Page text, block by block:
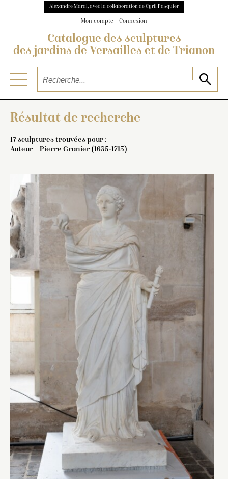
Alexandre Maral, avec la collaboration de Cyril Pasquier
Mon compte Connexion
Catalogue des sculptures
des jardins de Versailles et de Trianon
Résultat de recherche
17 sculptures trouvées pour :
Auteur = Pierre Granier (1635-1715)